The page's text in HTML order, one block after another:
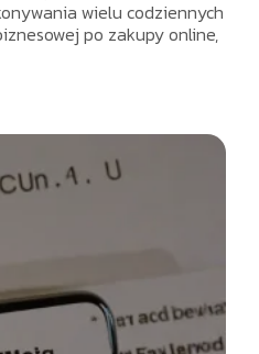
wielu codziennych
po zakupy online,